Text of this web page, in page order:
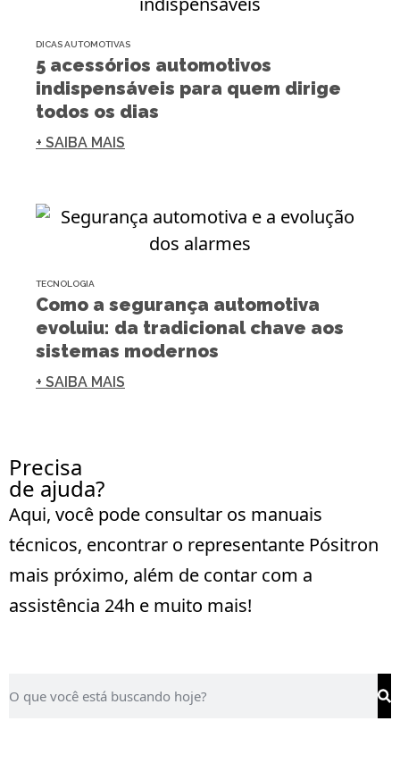
DICAS AUTOMOTIVAS
5 acessórios automotivos
indispensáveis para quem dirige
todos os dias
+ SAIBA MAIS
TECNOLOGIA
Como a segurança automotiva
evoluiu: da tradicional chave aos
sistemas modernos
+ SAIBA MAIS
Precisa
de ajuda?
Aqui, você pode consultar os manuais
técnicos, encontrar o representante Pósitron
mais próximo, além de contar com a
assistência 24h e muito mais!